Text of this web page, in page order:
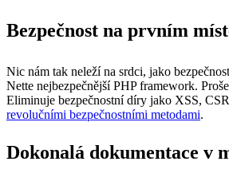
Bezpečnost na prvním
Nic nám tak neleží na srdci, jako
Nette nejbezpečnější PHP framework.
Eliminuje bezpečnostní díry jako XSS,
revolučními bezpečnostními metodami.
Dokonalá dokumentace v